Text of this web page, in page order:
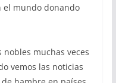
el mundo donando
nobles muchas veces
vemos las noticias